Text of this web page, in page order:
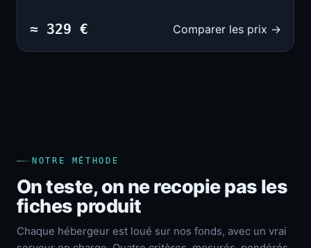
≈ 329 € Comparer les prix →
NOTRE MÉTHODE
On teste, on ne recopie pas les
fiches produit
Chaque hébergeur est loué sur nos fonds, avec un vrai